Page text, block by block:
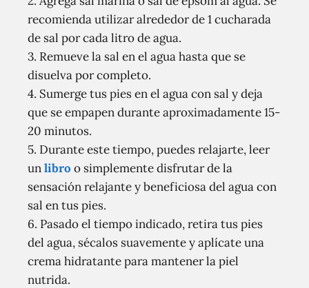
recomienda utilizar alrededor de 1 cucharada
de sal por cada litro de agua.
3. Remueve la sal en el agua hasta que se
disuelva por completo.
4. Sumerge tus pies en el agua con sal y deja
que se empapen durante aproximadamente 15-
20 minutos.
5. Durante este tiempo, puedes relajarte, leer
unlibro o simplemente disfrutar de la
sensación relajante y beneficiosa del agua con
sal en tus pies.
6. Pasado el tiempo indicado, retira tus pies
del agua, sécalos suavemente y aplícate una
crema hidratante para mantener la piel
nutrida.